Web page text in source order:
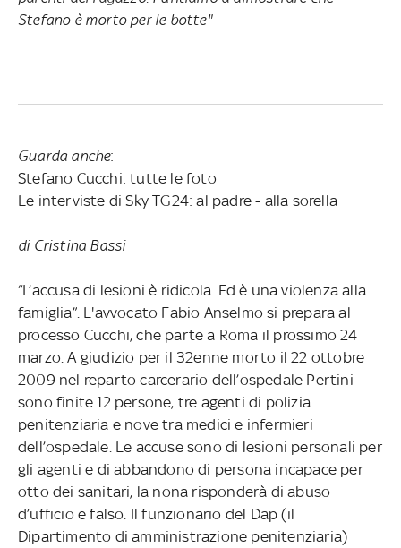
Stefano è morto per le botte"
Guarda anche:
Stefano Cucchi: tutte le foto
Le interviste di Sky TG24: al padre - alla sorella
di Cristina Bassi
“L’accusa di lesioni è ridicola. Ed è una violenza alla
famiglia”. L'avvocato Fabio Anselmo si prepara al
processo Cucchi, che parte a Roma il prossimo 24
marzo. A giudizio per il 32enne morto il 22 ottobre
2009 nel reparto carcerario dell’ospedale Pertini
sono finite 12 persone, tre agenti di polizia
penitenziaria e nove tra medici e infermieri
dell’ospedale. Le accuse sono di lesioni personali per
gli agenti e di abbandono di persona incapace per
otto dei sanitari, la nona risponderà di abuso
d’ufficio e falso. Il funzionario del Dap (il
Dipartimento di amministrazione penitenziaria)